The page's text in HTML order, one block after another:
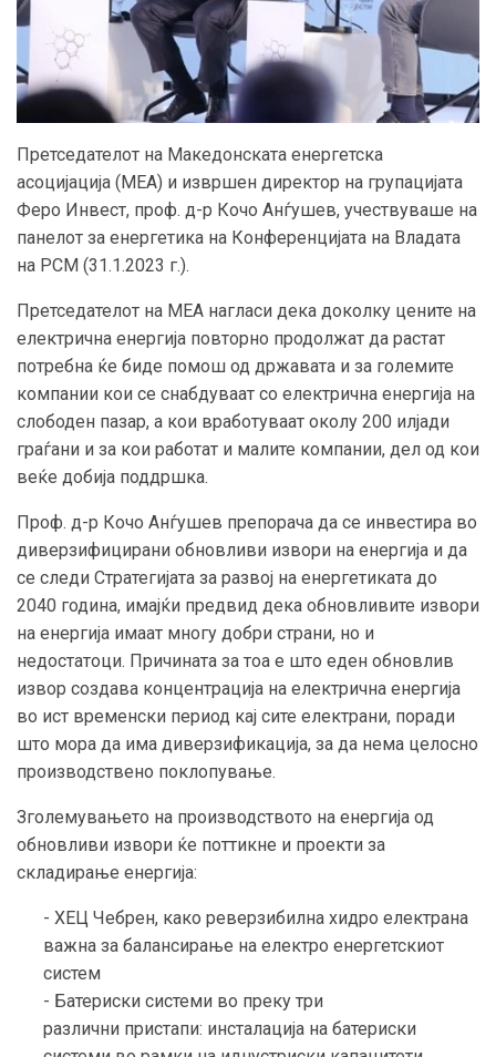
Претседателот на Македонската енергетска
асоцијација (МЕА) и извршен директор на групацијата
Феро Инвест, проф. д-р Кочо Анѓушев, учествуваше на
панелот за енергетика на Конференцијата на Владата
на РСМ (31.1.2023 г.).
Претседателот на МЕА нагласи дека доколку цените на
електрична енергија повторно продолжат да растат
потребна ќе биде помош од државата и за големите
компании кои се снабдуваат со електрична енергија на
слободен пазар, а кои вработуваат околу 200 илјади
граѓани и за кои работат и малите компании, дел од кои
веќе добија поддршка.
Проф. д-р Кочо Анѓушев препорача да се инвестира во
диверзифицирани обновливи извори на енергија и да
се следи Стратегијата за развој на енергетиката до
2040 година, имајќи предвид дека обновливите извори
на енергија имаат многу добри страни, но и
недостатоци. Причината за тоа е што еден обновлив
извор создава концентрација на електрична енергија
во ист временски период кај сите електрани, поради
што мора да има диверзификација, за да нема целосно
производствено поклопување.
Зголемувањето на производството на енергија од
обновливи извори ќе поттикне и проекти за
складирање енергија:
- ХЕЦ Чебрен, како реверзибилна хидро електрана
важна за балансирање на електро енергетскиот
систем
- Батериски системи во преку три
различни пристапи: инсталација на батериски